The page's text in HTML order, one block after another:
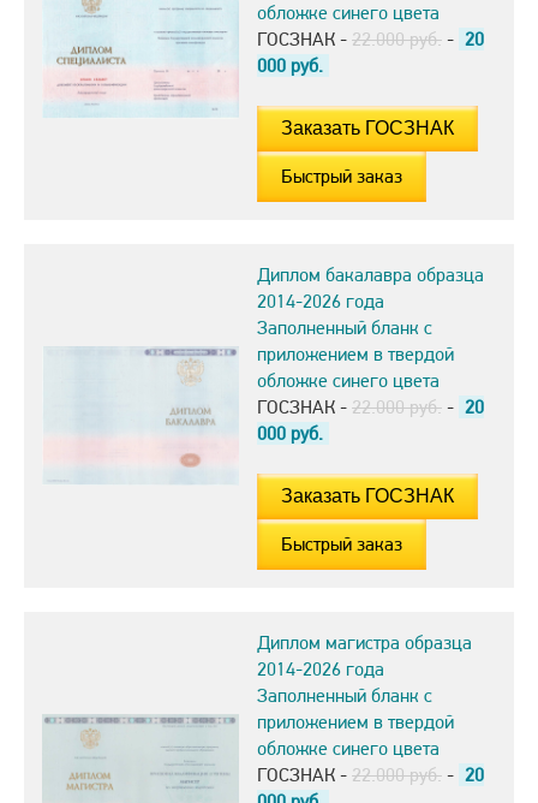
обложке синего цвета
ГОСЗНАК - 22.000 руб. - 20
000 руб.
Быстрый заказ
Диплом бакалавра образца
2014-2026 года
Заполненный бланк с
приложением в твердой
обложке синего цвета
ГОСЗНАК - 22.000 руб. - 20
000 руб.
Быстрый заказ
Диплом магистра образца
2014-2026 года
Заполненный бланк с
приложением в твердой
обложке синего цвета
ГОСЗНАК - 22.000 руб. - 20